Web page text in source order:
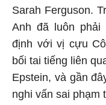
Sarah Ferguson.
Anh đã luôn phải
định với vị cựu
bối tai tiếng liên
Epstein, và gần
nghi vấn sai phạm